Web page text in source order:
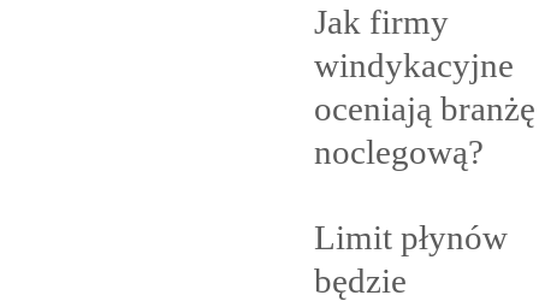
Jak firmy
windykacyjne
oceniają branżę
noclegową?
Limit płynów
będzie